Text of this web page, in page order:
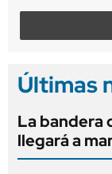
Últimas
La bandera
llegará a